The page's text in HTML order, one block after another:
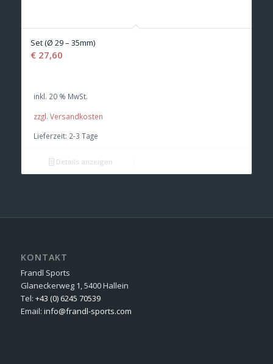
Set (Ø 29 – 35mm)
€27,60
inkl. 20 % MwSt.
zzgl. Versandkosten
Lieferzeit: 2-3 Tage
Details anzeigen
KONTAKT
Frandl Sports
Glaneckerweg 1, 5400 Hallein
Tel: +43 (0) 6245 70539
Email: info@frandl-sports.com